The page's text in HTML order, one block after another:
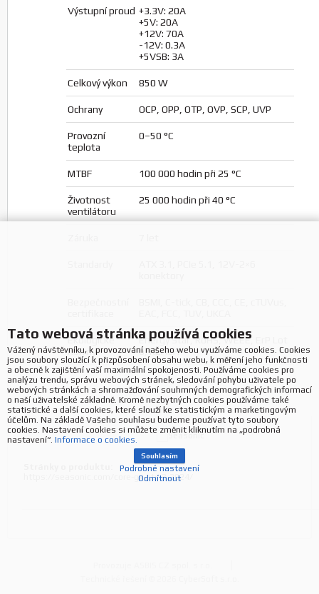
Výstupní proud +3.3V: 20A
+5V: 20A
+12V: 70A
-12V: 0.3A
+5VSB: 3A
Celkový výkon 850 W
Ochrany OCP, OPP, OTP, OVP, SCP, UVP
Provozní
teplota
0–50 °C
MTBF 100 000 hodin při 25 °C
Životnost
ventilátoru
25 000 hodin při 40 °C
Ekologické
normy
Energy Star, RoHS, WEEE, ErP Lot
6, REACH
https://seasonic.com/core-gx-atx-3-2024/
Tato webová stránka používá cookies
Vážený návštěvníku, k provozování našeho webu využíváme cookies. Cookies
jsou soubory sloužící k přizpůsobení obsahu webu, k měření jeho funkčnosti
a obecně k zajištění vaší maximální spokojenosti. Používáme cookies pro
analýzu trendu, správu webových stránek, sledování pohybu uživatele po
webových stránkách a shromažďování souhrnných demografických informací
o naší uživatelské základně. Kromě nezbytných cookies používáme také
statistické a další cookies, které slouží ke statistickým a marketingovým
účelům. Na základě Vašeho souhlasu budeme používat tyto soubory
cookies. Nastavení cookies si můžete změnit kliknutím na „podrobná
nastavení“. Informace o cookies.
Odmítnout
Podrobné nastavení
Souhlasím